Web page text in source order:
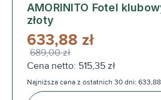
AMORINITO Fotel
złoty
633,88 zł
689,00 zł
Cena netto: 515,35 zł
Najniższa cena z ostatnich 30 dni: 633,88